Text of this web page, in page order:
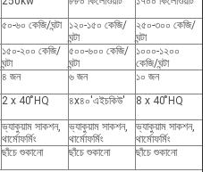
৫০-৬০ কেজি/ঘন্টা
১২০-১৫০ কেজি/
ঘন্টা
২৫০-৩০০ কেজি/
ঘন্টা
১৫০-২০০ কেজি/
ঘন্টা
৫০০-৬০০ কেজি/
ঘন্টা
১০০০-১২০০
কেজি/ঘন্টা
৪ জন ৬ জন
১০ জন
2 x 40 ̊HQ ৪x৪০'এইচকিউ' 8 x 40 ̊HQ
ভ্যাকুয়াম সাকশন,
থার্মোফর্মিং
ভ্যাকুয়াম সাকশন,
থার্মোফর্মিং
ভ্যাকুয়াম সাকশন,
থার্মোফর্মিং
ছাঁচে শুকানো ছাঁচে শুকানো
ছাঁচে শুকানো